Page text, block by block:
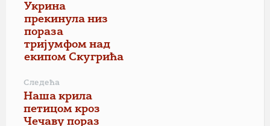
Укрина
прекинула низ
пораза
тријумфом над
екипом Скугрића
Следећа
Наша крила
петицом кроз
Чечаву пораз